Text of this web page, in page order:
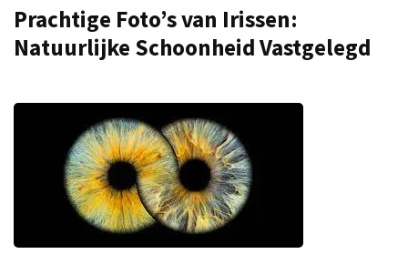
Prachtige Foto’s van Irissen:
Natuurlijke Schoonheid Vastgelegd